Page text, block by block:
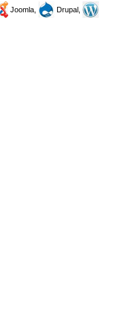
Joomla,
Drupal,